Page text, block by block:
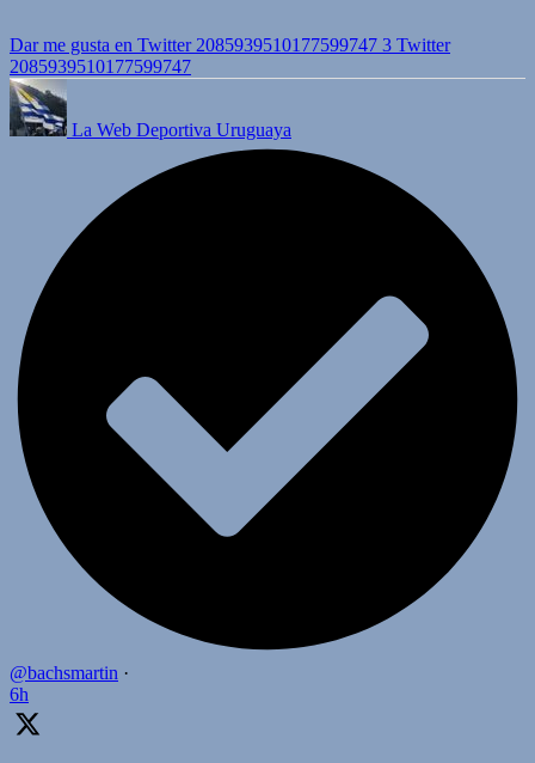
Dar me gusta en Twitter 2085939510177599747 3 Twitter
2085939510177599747
La Web Deportiva Uruguaya
@bachsmartin ·
6h